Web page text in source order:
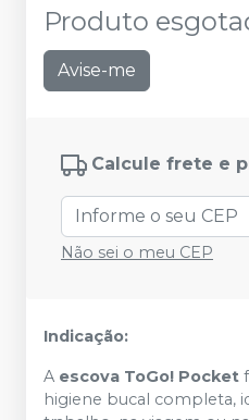
Produto
Avise-me
Calcule frete e
Não sei o meu CEP
Indicação:
A escova ToGo! Pocket
higiene bucal completa,